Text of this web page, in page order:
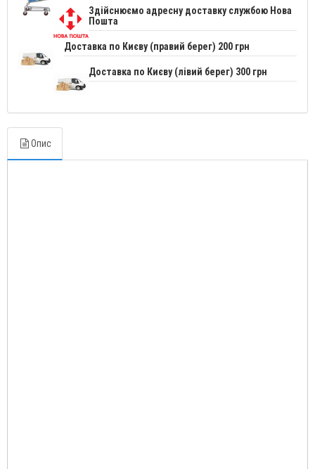
Здійснюємо адресну доставку службою Нова
Пошта
Доставка по Києву (правий берег) 200 грн
Доставка по Києву (лівий берег) 300 грн
Опис